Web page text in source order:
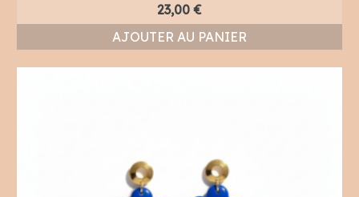
23,00 €
AJOUTER AU PANIER